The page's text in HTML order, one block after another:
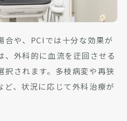
合や、PCIでは十分な効果が
、外科的に血流を迂回させる
択されます。多枝病変や再狭
ど、状況に応じて外科治療が